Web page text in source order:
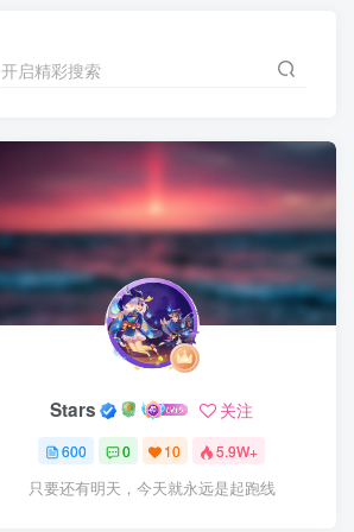
开启精彩搜索
Stars 关注
600 0 10 5.9W+
只要还有明天，今天就永远是起跑线